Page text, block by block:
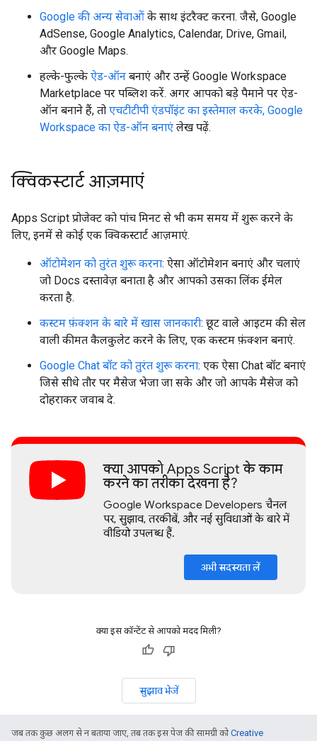
Google की अन्य सेवाओंके साथ इंटरैक्ट करना. जैसे, Google
AdSense, Google Analytics, Calendar, Drive, Gmail,
और Google Maps.
हल्के-फुल्के ऐड-ऑन बनाएं और उन्हें Google Workspace
Marketplace पर पब्लिश करें. अगर आपको बड़े पैमाने पर ऐड-
ऑन बनाने हैं, तो एचटीटीपी एंडपॉइंट का इस्तेमाल करके, Google
Workspace का ऐड-ऑन बनाएं लेख पढ़ें.
क्विकस्टार्ट आज़माएं
Apps Script प्रोजेक्ट को पांच मिनट से भी कम समय में शुरू करने के
लिए, इनमें से कोई एक क्विकस्टार्ट आज़माएं.
ऑटोमेशन को तुरंत शुरू करना: ऐसा ऑटोमेशन बनाएं और चलाएं
जो Docs दस्तावेज़ बनाता है और आपको उसका लिंक ईमेल
करता है.
कस्टम फ़ंक्शन के बारे में खास जानकारी: छूट वाले आइटम की सेल
वाली कीमत कैलकुलेट करने के लिए, एक कस्टम फ़ंक्शन बनाएं.
Google Chat बॉट को तुरंत शुरू करना: एक ऐसा Chat बॉट बनाएं
जिसे सीधे तौर पर मैसेज भेजा जा सके और जो आपके मैसेज को
दोहराकर जवाब दे.
क्या आपको Apps Script के काम
करने का तरीका देखना है?
Google Workspace Developers चैनल
पर, सुझाव, तरकीबें, और नई सुविधाओं के बारे में
वीडियो उपलब्ध हैं.
अभी सदस्यता लें
क्या इस कॉन्टेंट से आपको मदद मिली?
सुझाव भेजें
जब तक कुछ अलग से न बताया जाए, तब तक इस पेज की सामग्री कोCreative